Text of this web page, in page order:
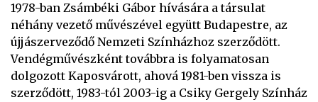
1978-ban Zsámbéki Gábor hívására a társulat
néhány vezető művészével együtt Budapestre, az
újjászerveződő Nemzeti Színházhoz szerződött.
Vendégművészként továbbra is folyamatosan
dolgozott Kaposvárott, ahová 1981-ben vissza is
szerződött, 1983-tól 2003-ig a Csiky Gergely Színház